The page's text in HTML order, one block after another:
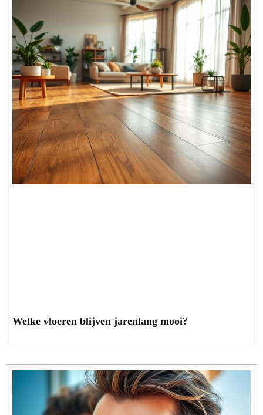
Welke vloeren blijven jarenlang mooi?